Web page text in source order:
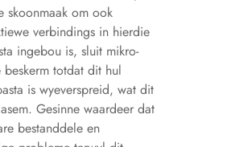
skoonmaak om ook
verbindings in hierdie
ingebou is, sluit mikro-
totdat dit hul
is wyeverspreid, wat dit
Gesinne waardeer dat
bestanddele en